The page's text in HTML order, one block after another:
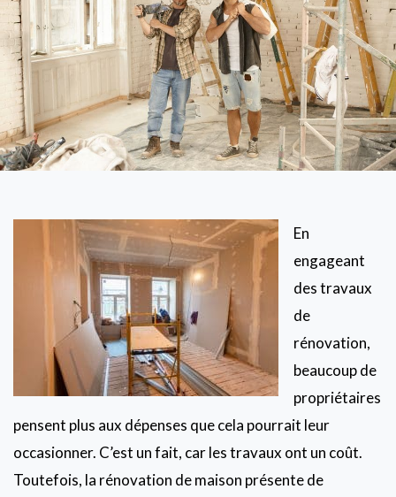
En
engageant
des travaux
de
rénovation,
beaucoup de
propriétaires
pensent plus aux dépenses que cela pourrait leur
occasionner. C’est un fait, car les travaux ont un coût.
Toutefois, la rénovation de maison présente de